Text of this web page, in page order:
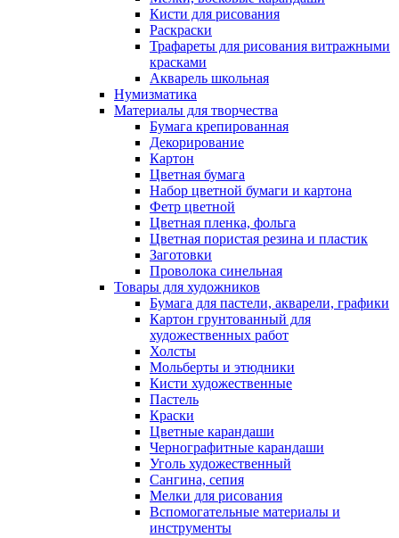
Кисти для рисования
Раскраски
Трафареты для рисования витражными
красками
Акварель школьная
Нумизматика
Материалы для творчества
Бумага крепированная
Декорирование
Картон
Цветная бумага
Набор цветной бумаги и картона
Фетр цветной
Цветная пленка, фольга
Цветная пористая резина и пластик
Заготовки
Проволока синельная
Товары для художников
Бумага для пастели, акварели, графики
Картон грунтованный для
художественных работ
Холсты
Мольберты и этюдники
Кисти художественные
Пастель
Краски
Цветные карандаши
Чернографитные карандаши
Уголь художественный
Сангина, сепия
Мелки для рисования
Вспомогательные материалы и
инструменты